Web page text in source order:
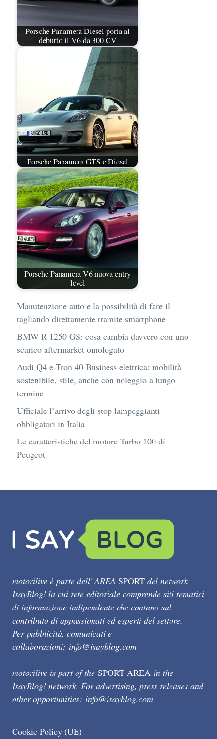
Porsche Panamera Diesel porta al
debutto il V6 da 300 CV
Porsche Panamera GTS e Diesel
Porsche Panamera V6 nuova entry
level
Manutenzione auto e la possibilità di fare il
tagliando direttamente tramite smartphone
BMW R 1250 GS: cosa cambia davvero con uno
scarico aftermarket omologato
Audi Q4 e-Tron 40 Business elettrica: mobilità
sostenibile, stile, anche con noleggio a lungo
termine
Ufficiale l’arrivo degli stop lampeggianti
obbligatori in Italia
Le caratteristiche del motore Turbo 100 di
Peugeot
motorilive è parte dell' AREA SPORT del network
IsayBlog! la cui rete editoriale comprende siti tematici
di informazione indipendente che contano sul
contributo di appassionati ed esperti del settore.
Per pubblicità, comunicati e
collaborazioni: info@isayblog.com
motorilive is part of the SPORT AREA in the
IsayBlog! network. For advertising, press releases and
other opportunities: info@isayblog.com
Cookie Policy (UE)